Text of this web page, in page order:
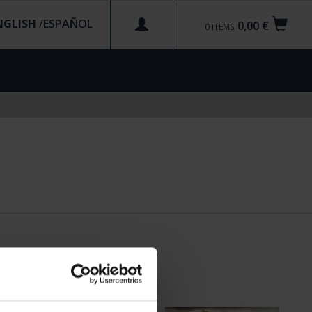
0,00 €
0 ITEMS
/